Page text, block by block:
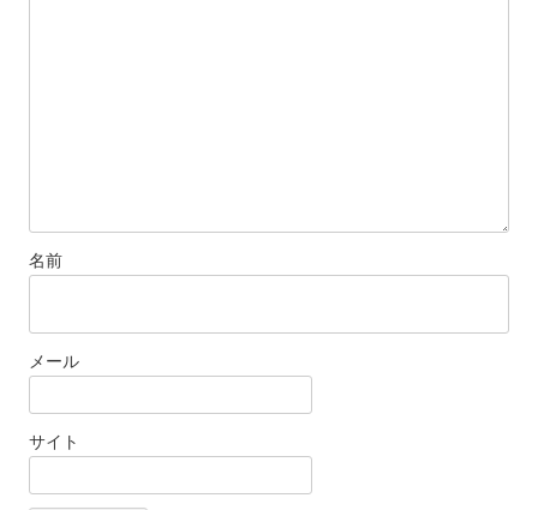
名前
メール
サイト